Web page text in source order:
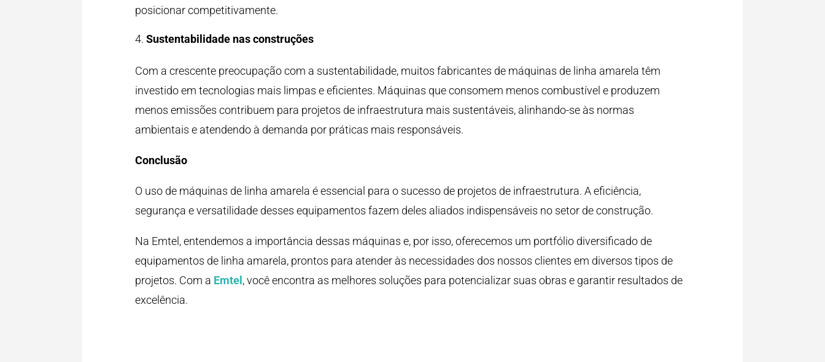
posicionar competitivamente.
Sustentabilidade nas construções
Com a crescente preocupação com a sustentabilidade, muitos fabricantes de máquinas de linha amarela têm
investido em tecnologias mais limpas e eficientes. Máquinas que consomem menos combustível e produzem
menos emissões contribuem para projetos de infraestrutura mais sustentáveis, alinhando-se às normas
ambientais e atendendo à demanda por práticas mais responsáveis.
Conclusão
O uso de máquinas de linha amarela é essencial para o sucesso de projetos de infraestrutura. A eficiência,
segurança e versatilidade desses equipamentos fazem deles aliados indispensáveis no setor de construção.
Na Emtel, entendemos a importância dessas máquinas e, por isso, oferecemos um portfólio diversificado de
equipamentos de linha amarela, prontos para atender às necessidades dos nossos clientes em diversos tipos de
projetos. Com a Emtel , você encontra as melhores soluções para potencializar suas obras e garantir resultados de
excelência.